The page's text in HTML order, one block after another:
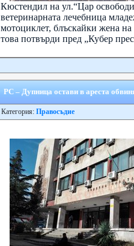
Кюстендил на ул.“Цар
ветеринарната лечебница
мотоциклет, блъскайки жена
това потвърди пред „Кубер
РС – Дупница остави в ареста
Категория: Правосъдие